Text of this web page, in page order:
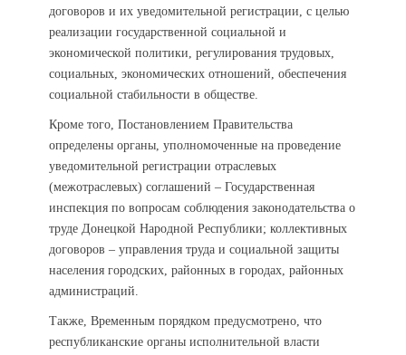
договоров и их уведомительной регистрации, с целью
реализации государственной социальной и
экономической политики, регулирования трудовых,
социальных, экономических отношений, обеспечения
социальной стабильности в обществе.
Кроме того, Постановлением Правительства
определены органы, уполномоченные на проведение
уведомительной регистрации отраслевых
(межотраслевых) соглашений – Государственная
инспекция по вопросам соблюдения законодательства о
труде Донецкой Народной Республики; коллективных
договоров – управления труда и социальной защиты
населения городских, районных в городах, районных
администраций.
Также, Временным порядком предусмотрено, что
республиканские органы исполнительной власти